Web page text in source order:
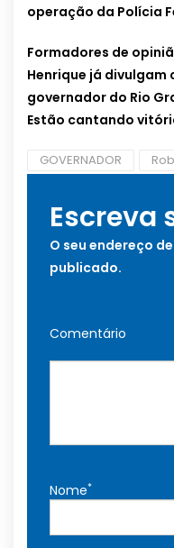
operação da Polícia
Formadores de
Henrique já
governador do Rio
Estão cantando
GOVERNADOR
Escreva
O seu endereço
publicado.
Comentário
Nome*